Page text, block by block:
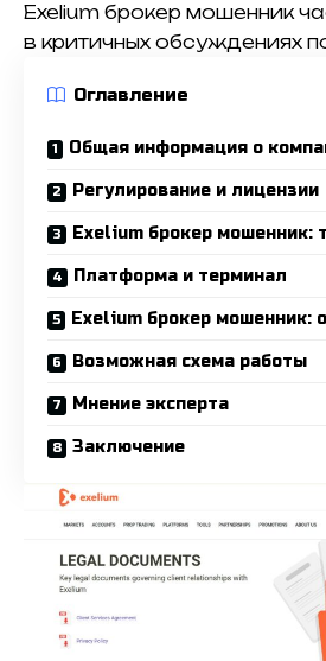
Exelium брокер мошенник
в критичных обсуждениях
Оглавление
Общая информация о
Регулирование и лицензии
Exelium брокер мошенник:
Платформа и терминал
Exelium брокер мошенник:
Возможная схема работы
Мнение эксперта
Заключение